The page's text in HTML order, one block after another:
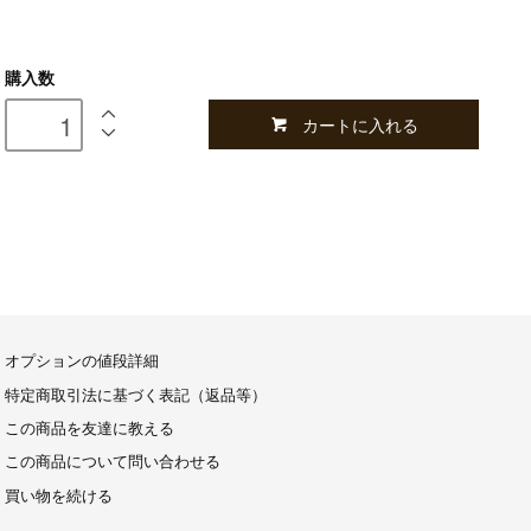
購入数
カートに入れる
オプションの値段詳細
特定商取引法に基づく表記（返品等）
この商品を友達に教える
この商品について問い合わせる
買い物を続ける